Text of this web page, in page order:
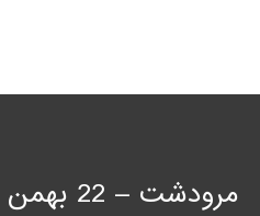
مرودشت – 22 بهمن شمالی